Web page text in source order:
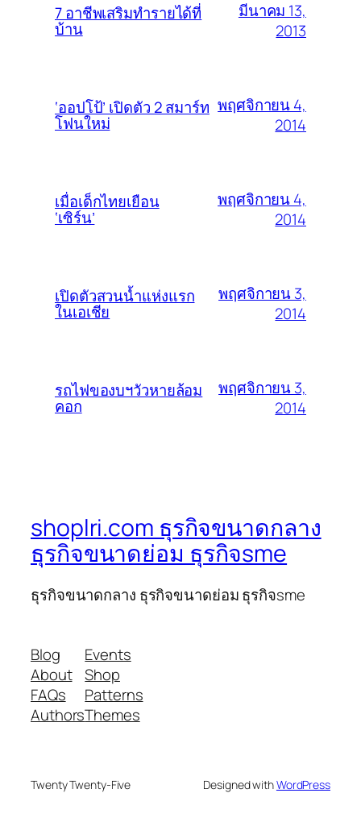
7 อาชีพเสริมทำรายได้ที่
บ้าน
มีนาคม 13,
2013
‘ออปโป้’ เปิดตัว 2 สมาร์ท
โฟนใหม่
พฤศจิกายน 4,
2014
เมื่อเด็กไทยเยือน
‘เซิร์น’
พฤศจิกายน 4,
2014
เปิดตัวสวนน้ำแห่งแรก
ในเอเชีย
พฤศจิกายน 3,
2014
รถไฟของบฯวัวหายล้อม
คอก
พฤศจิกายน 3,
2014
shoplri.com ธุรกิจขนาดกลาง
ธุรกิจขนาดย่อม ธุรกิจsme
ธุรกิจขนาดกลาง ธุรกิจขนาดย่อม ธุรกิจsme
Blog
About
FAQs
Authors
Events
Shop
Patterns
Themes
Twenty Twenty-Five Designed withWordPress